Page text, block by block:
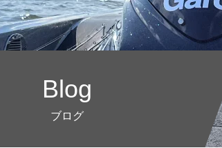
Blog
ブログ